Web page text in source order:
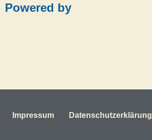
Powered by
Impressum Datenschutzerklärung